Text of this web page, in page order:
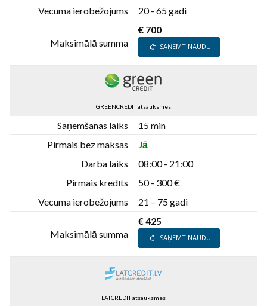
Vecuma ierobežojums
20 - 65 gadi
Maksimālā summa
€ 700
SAŅEMT NAUDU
GREENCREDIT atsauksmes
Saņemšanas laiks
15 min
Pirmais bez maksas
Jā
Darba laiks
08:00 - 21:00
Pirmais kredīts
50 - 300 €
Vecuma ierobežojums
21 – 75 gadi
Maksimālā summa
€ 425
SAŅEMT NAUDU
LATCREDIT atsauksmes